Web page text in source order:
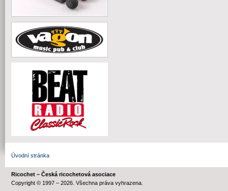
Úvodní stránka
Ricochet – Česká ricochetová asociace
Copyright © 1997 – 2026. Všechna práva vyhrazena.